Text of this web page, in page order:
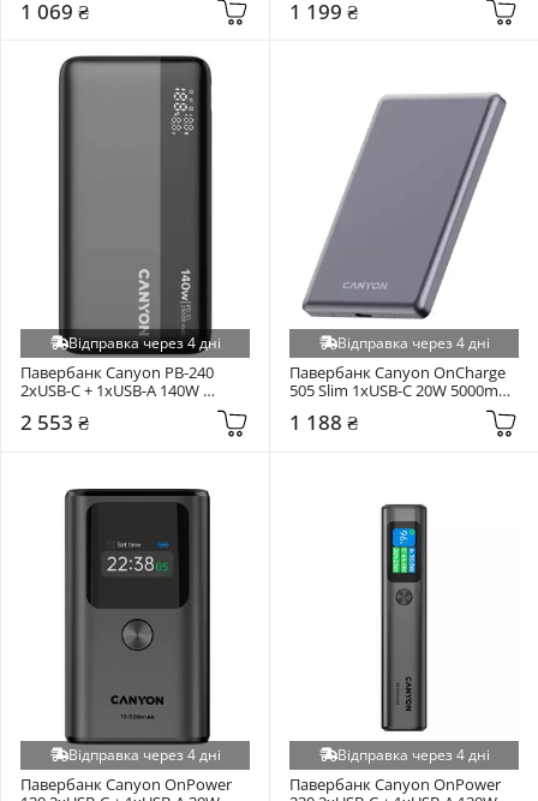
CPB101PU)
1 069 ₴ 1 199 ₴
Відправка через 4 дні
Павербанк Canyon PB-240
2xUSB-C + 1xUSB-A 140W
2 553 ₴
Відправка через 4 дні
Павербанк Canyon OnCharge
505 Slim 1xUSB-C 20W 5000mAh
1 188 ₴
Відправка через 4 дні
Павербанк Canyon OnPower
Відправка через 4 дні
Павербанк Canyon OnPower